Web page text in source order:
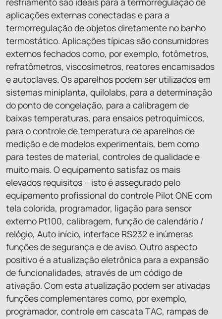
aplicações externas conectadas e para a
termorregulação de objetos diretamente no banho
termostático. Aplicações típicas são consumidores
externos fechados como, por exemplo, fotômetros,
refratômetros, viscosímetros, reatores encamisados
e autoclaves. Os aparelhos podem ser utilizados em
sistemas miniplanta, quilolabs, para a determinação
do ponto de congelação, para a calibragem de
baixas temperaturas, para ensaios petroquímicos,
para o controle de temperatura de aparelhos de
medição e de modelos experimentais, bem como
para testes de material, controles de qualidade e
muito mais. O equipamento satisfaz os mais
elevados requisitos – isto é assegurado pelo
equipamento profissional do controle Pilot ONE com
tela colorida, programador, ligação para sensor
externo Pt100, calibragem, função de calendário /
relógio, Auto início, interface RS232 e inúmeras
funções de segurança e de aviso. Outro aspecto
positivo é a atualização eletrônica para a expansão
de funcionalidades, através de um código de
ativação. Com esta atualização podem ser ativadas
funções complementares como, por exemplo,
programador, controle em cascata TAC, rampas de